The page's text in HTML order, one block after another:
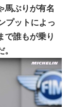
ニ
ュ
ー
馬ぶりが有名
プットによっ
で誰もが乗り